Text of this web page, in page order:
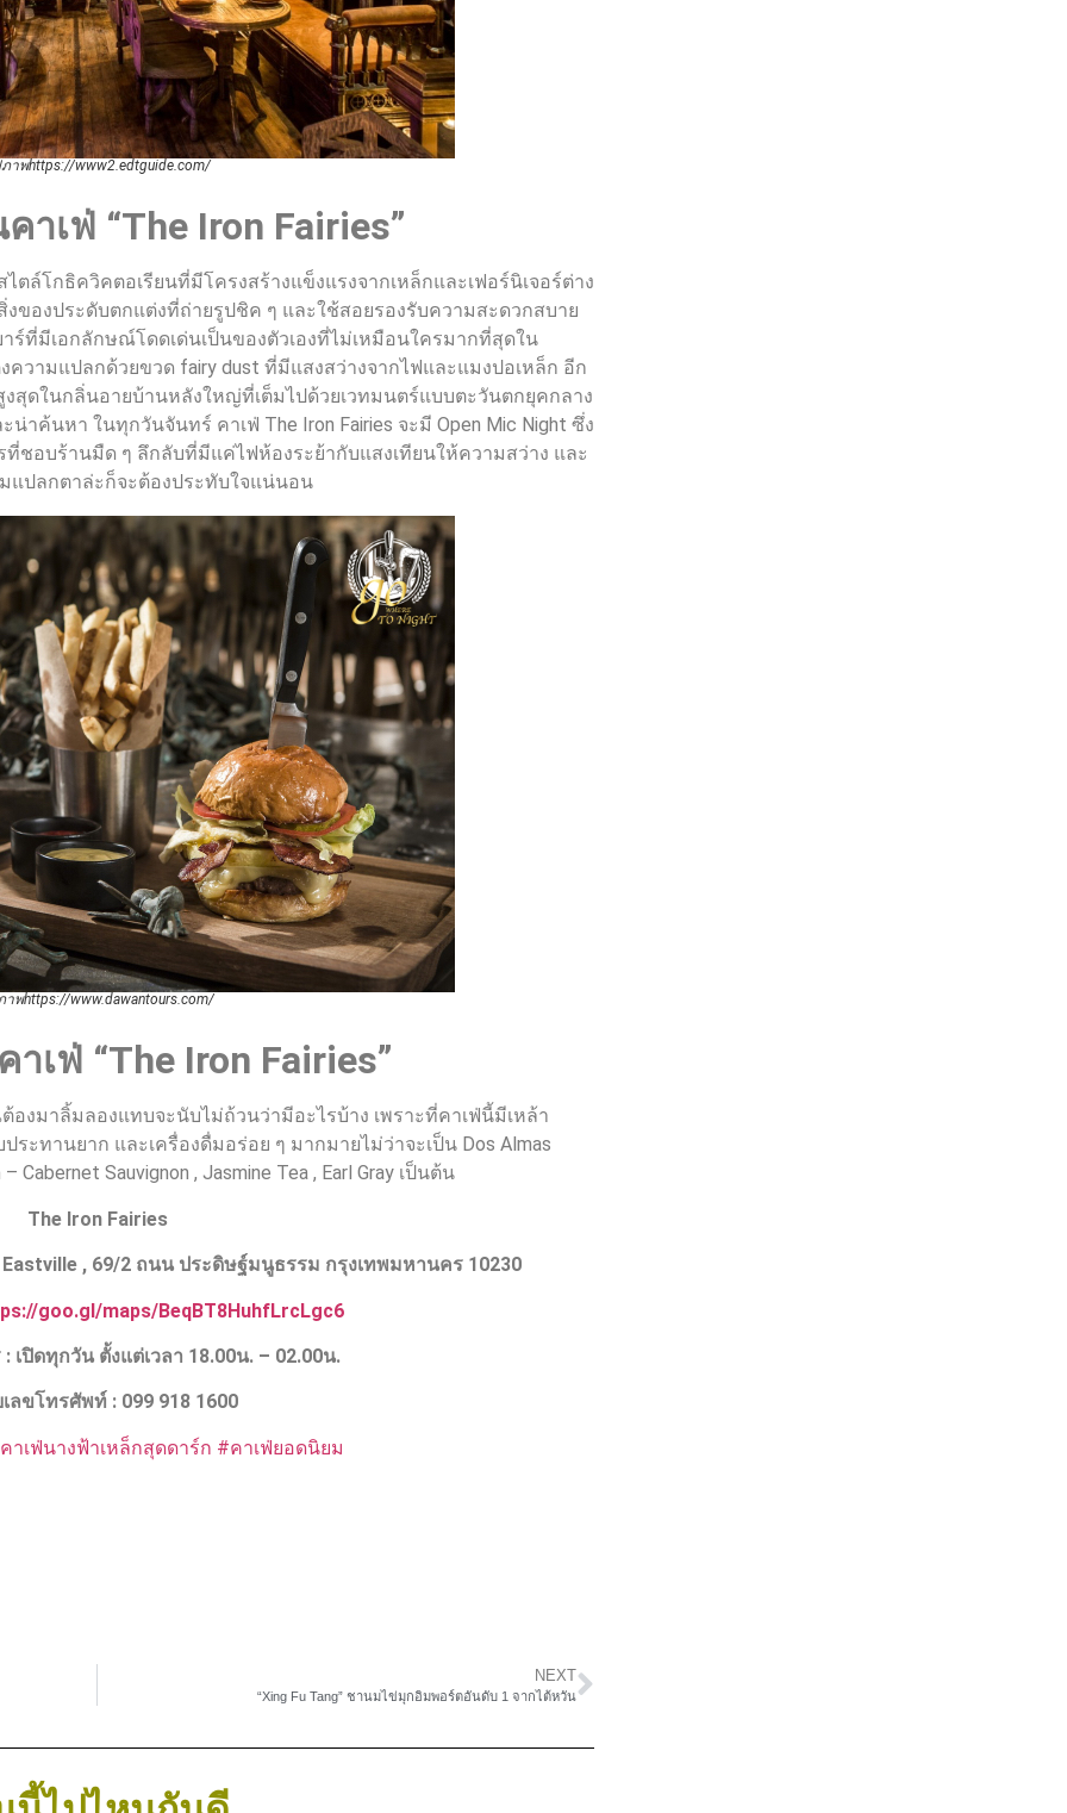
าพhttps://www2.edtguide.com/
คาเฟ่ “The Iron Fairies”
ไตล์โกธิควิคตอเรียนที่มีโครงสร้างแข็งแรงจากเหล็กและเฟอร์นิเจอร์ต่าง
ของประดับตกแต่งที่ถ่ายรูปชิค ๆ และใช้สอยรองรับความสะดวกสบาย
าร์ที่มีเอกลักษณ์โดดเด่นเป็นของตัวเองที่ไม่เหมือนใครมากที่สุดใน
วามแปลกด้วยขวด fairy dust ที่มีแสงสว่างจากไฟและแมงปอเหล็ก อีก
สุดในกลิ่นอายบ้านหลังใหญ่ที่เต็มไปด้วยเวทมนตร์แบบตะวันตกยุคกลาง
น่าค้นหา ในทุกวันจันทร์ คาเฟ่ The Iron Fairies จะมี Open Mic Night ซึ่ง
ชอบร้านมืด ๆ ลึกลับที่มีแค่ไฟห้องระย้ากับแสงเทียนให้ความสว่าง และ
แปลกตาล่ะก็จะต้องประทับใจแน่นอน
าพhttps://www.dawantours.com/
าเฟ่ “The Iron Fairies”
องมาลิ้มลองแทบจะนับไม่ถ้วนว่ามีอะไรบ้าง เพราะที่คาเฟ่นี้มีเหล้า
ะทานยาก และเครื่องดื่มอร่อย ๆ มากมายไม่ว่าจะเป็น Dos Almas
Cabernet Sauvignon , Jasmine Tea , Earl Gray เป็นต้น
The Iron Fairies
, 69/2 ถนน ประดิษฐ์มนูธรรม กรุงเทพมหานคร10230
goo.gl/maps/BeqBT8HuhfLrcLgc6
: เปิดทุกวัน ตั้งแต่เวลา 18.00น. – 02.00น.
ลขโทรศัพท์ : 099 918 1600
าเฟ่นางฟ้าเหล็กสุดดาร์ก #คาเฟ่ยอดนิยม
NEXT
“Xing Fu Tang” ชานมไข่มุกอิมพอร์ตอันดับ 1 จากไต้หวัน